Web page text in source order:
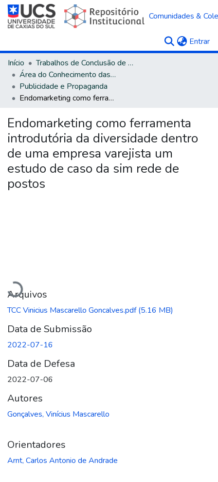
Comunidades &
Entrar
Início
Trabalhos de Conclusão de Curso
Área do Conhecimento das Ciências Sociais Aplicadas
Publicidade e Propaganda
Endomarketing como ferramenta introdutória da diversidade dentro de uma empresa varejista um estudo de caso da sim rede de postos
Endomarketing como ferramenta
introdutória da diversidade dentro
de uma empresa varejista um
estudo de caso da sim rede de
postos
Carregando...
Arquivos
TCC Vinicius Mascarello Goncalves.pdf(5.16 MB)
Data de Submissão
2022-07-16
Data de Defesa
2022-07-06
Autores
Gonçalves, Vinícius Mascarello
Orientadores
Arnt, Carlos Antonio de Andrade